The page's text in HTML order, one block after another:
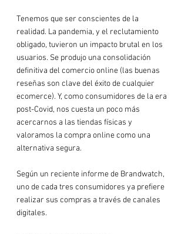
Tenemos que ser conscientes de la
realidad. La pandemia, y el reclutamiento
obligado, tuvieron un impacto brutal en los
usuarios. Se produjo una consolidación
definitiva del comercio online (las buenas
reseñas son clave del éxito de cualquier
ecomerce). Y, como consumidores de la era
post-Covid, nos cuesta un poco más
acercarnos a las tiendas físicas y
valoramos la compra online como una
alternativa segura.
Según un reciente informe de Brandwatch,
uno de cada tres consumidores ya prefiere
realizar sus compras a través de canales
digitales.